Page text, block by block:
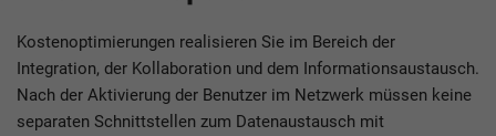
Kostenoptimierungen realisieren Sie im Bereich der
Integration, der Kollaboration und dem Informationsaustausch.
Nach der Aktivierung der Benutzer im Netzwerk müssen keine
separaten Schnittstellen zum Datenaustausch mit